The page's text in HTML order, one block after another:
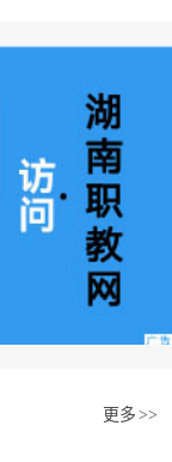
更多 >>